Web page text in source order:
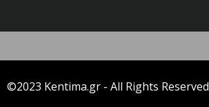
©2023 Kentima.gr - All Rights Reserved